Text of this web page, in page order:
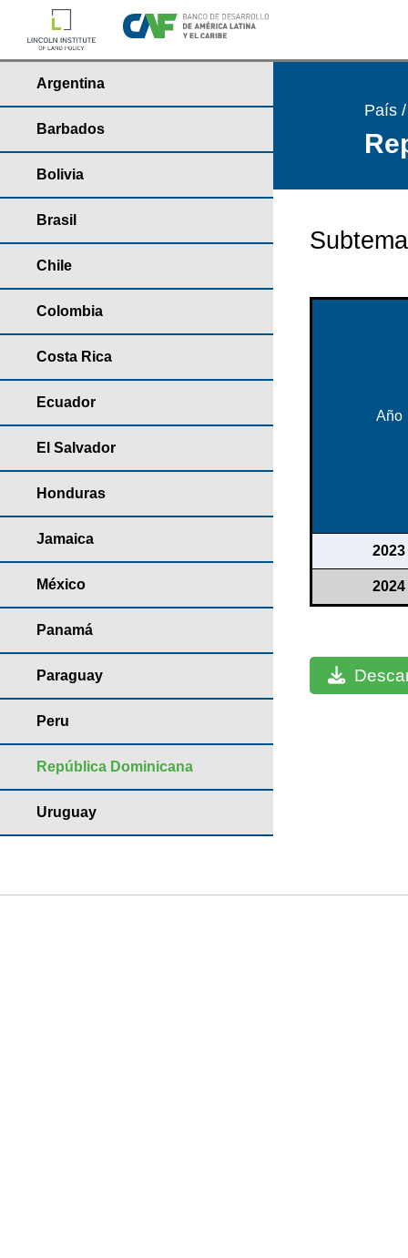
Argentina
Barbados
Bolivia
Brasil
Chile
Colombia
Costa Rica
Ecuador
El Salvador
Honduras
Jamaica
México
Panamá
Paraguay
Peru
República Dominicana
Uruguay
País
Año
2023
2024